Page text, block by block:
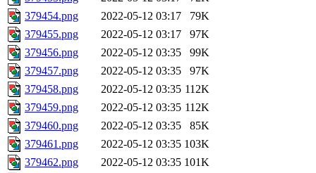
379454.png
2022-05-12 03:17
79K
379455.png
2022-05-12 03:17
97K
379456.png
2022-05-12 03:35
99K
379457.png
2022-05-12 03:35
97K
379458.png
2022-05-12 03:35 112K
379459.png
2022-05-12 03:35 112K
379460.png
2022-05-12 03:35
85K
379461.png
2022-05-12 03:35 103K
379462.png
2022-05-12 03:35 101K